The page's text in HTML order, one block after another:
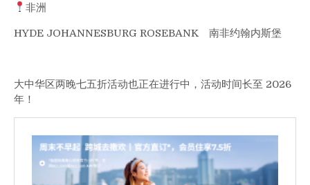
非洲
HYDE JOHANNESBURG ROSEBANK 南非约翰内斯堡
大中华区两晚七五折活动也正在进行中，活动时间长至 2026
年！